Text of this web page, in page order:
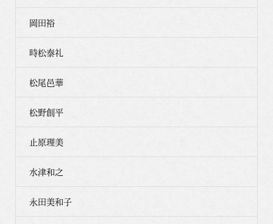
岡田裕
時松泰礼
松尾邑華
松野創平
止原理美
水津和之
永田美和子